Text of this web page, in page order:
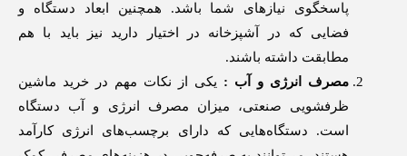
پاسخگوی نیازهای شما باشد. همچنین ابعاد دستگاه و
فضایی که در آشپزخانه در اختیار دارید نیز باید با هم
مطابقت داشته باشند.
مصرف انرژی و آب : یکی از نکات مهم در خرید ماشین
ظرفشویی صنعتی، میزان مصرف انرژی و آب دستگاه
است. دستگاه‌هایی که دارای برچسب‌های انرژی کارآمد